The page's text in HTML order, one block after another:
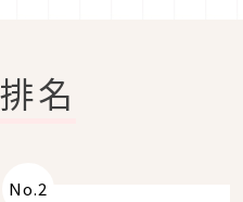
名
No.2